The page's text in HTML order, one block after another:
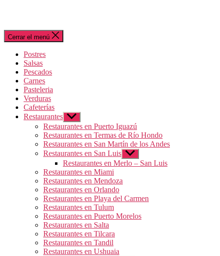
Cerrar el menú
Postres
Salsas
Pescados
Carnes
Pasteleria
Verduras
Cafeterías
Restaurantes Mostrar
el
submenú
Restaurantes en Puerto Iguazú
Restaurantes en Termas de Río Hondo
Restaurantes en San Martín de los Andes
Restaurantes en San Luis Mostrar
el
submenú
Restaurantes en Merlo – San Luis
Restaurantes en Miami
Restaurantes en Mendoza
Restaurantes en Orlando
Restaurantes en Playa del Carmen
Restaurantes en Tulum
Restaurantes en Puerto Morelos
Restaurantes en Salta
Restaurantes en Tilcara
Restaurantes en Tandil
Restaurantes en Ushuaia